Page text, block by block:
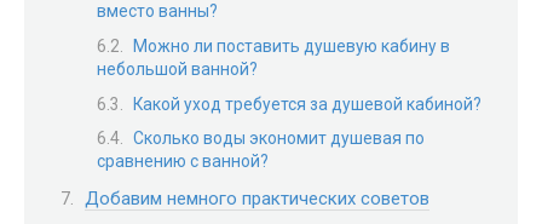
вместо ванны?
Можно ли поставить душевую кабину в
небольшой ванной?
Какой уход требуется за душевой кабиной?
Сколько воды экономит душевая по
сравнению с ванной?
Добавим немного практических советов